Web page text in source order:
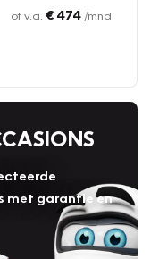
of v.a. € 474 /mnd
met garantie en